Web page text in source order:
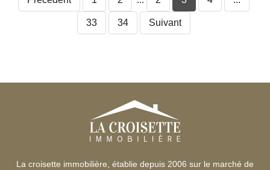
33 34 Suivant
La croisette immobilière, établie depuis 2006 sur le marché de